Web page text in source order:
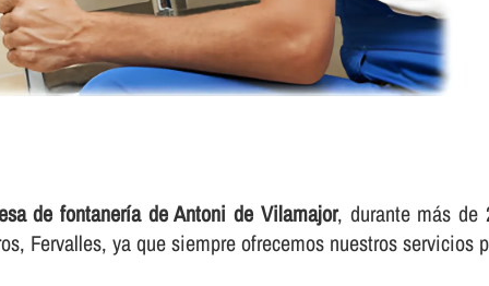
de fontanerí­a de Antoni de Vilamajor, durante más de
Fervalles, ya que siempre ofrecemos nuestros servicios